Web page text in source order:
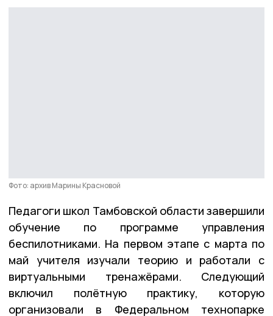
Фото: архив Марины Красновой
Педагоги школ Тамбовской области завершили
обучение по программе управления
беспилотниками. На первом этапе с марта по
май учителя изучали теорию и работали с
виртуальными тренажёрами. Следующий
включил полётную практику, которую
организовали в Федеральном технопарке